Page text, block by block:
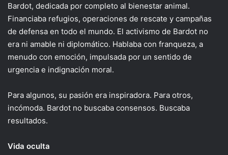
Bardot, dedicada por completo al bienestar animal.
Financiaba refugios, operaciones de rescate y campañas
de defensa en todo el mundo. El activismo de Bardot no
era ni amable ni diplomático. Hablaba con franqueza, a
menudo con emoción, impulsada por un sentido de
urgencia e indignación moral.
Para algunos, su pasión era inspiradora. Para otros,
incómoda. Bardot no buscaba consensos. Buscaba
resultados.
Vida oculta